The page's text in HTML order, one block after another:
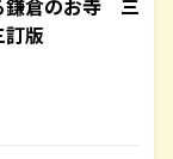
鎌倉のお寺 三
版